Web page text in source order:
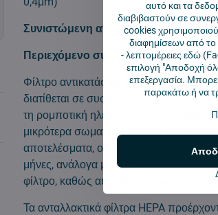
Συνιστώμενη αντικατάσταση:3 μήνες
Περιεχόμενο συσκευασίας:2 τεμάχια
Φίλτρο αντικατάστασης για τη
διατίθεται σε συσκευασία των 2
τη ρομποτική ηλεκτρική σκούπα iRobot
μικρότερα σωματίδια σκόνης και
αποτελέσματα, ο κατασκευαστής
μήνες, ανάλογα με την ένταση της
φίλτρο, καθώς αυτό θα μπορούσε να
Τα ανταλλακτικά φίλτρα HEPA
αυτό και τα
διαβιβαστούν σε
cookies
διαφημίσεων από
-λεπτομέρειες εδώ
επιλογή "Αποδοχή
επεξεργασία.
παρακάτω ή να